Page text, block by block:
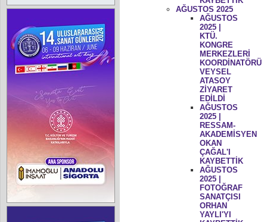
AĞUSTOS 2025
AĞUSTOS
2025 |
KTÜ.
KONGRE
MERKEZLERİ
KOORDİNATÖRÜ
VEYSEL
ATASOY
ZİYARET
EDİLDİ
AĞUSTOS
2025 |
RESSAM-
AKADEMİSYEN
OKAN
ÇAĞAL'I
KAYBETTİK
AĞUSTOS
2025 |
FOTOĞRAF
SANATÇISI
ORHAN
YAYLI'YI